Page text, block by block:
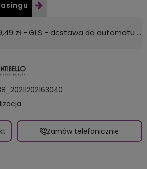
zł - GLS - dostawa do automatu Orlen lub Żabka
Zamów telefonicznie